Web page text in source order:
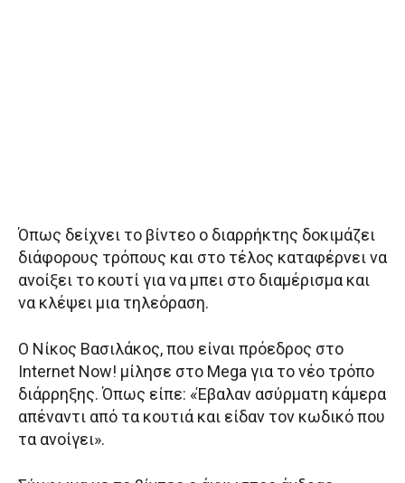
Όπως δείχνει το βίντεο ο διαρρήκτης δοκιμάζει
διάφορους τρόπους και στο τέλος καταφέρνει να
ανοίξει το κουτί για να μπει στο διαμέρισμα και
να κλέψει μια τηλεόραση.
Ο Νίκος Βασιλάκος, που είναι πρόεδρος στο
Internet Now! μίλησε στο Mega για το νέο τρόπο
διάρρηξης. Όπως είπε: «Έβαλαν ασύρματη κάμερα
απέναντι από τα κουτιά και είδαν τον κωδικό που
τα ανοίγει».